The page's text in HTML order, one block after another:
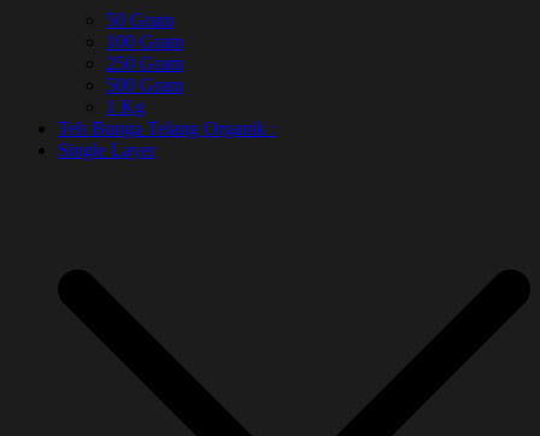
50 Gram
100 Gram
250 Gram
500 Gram
1 Kg
Teh Bunga Telang Organik :
Single Layer